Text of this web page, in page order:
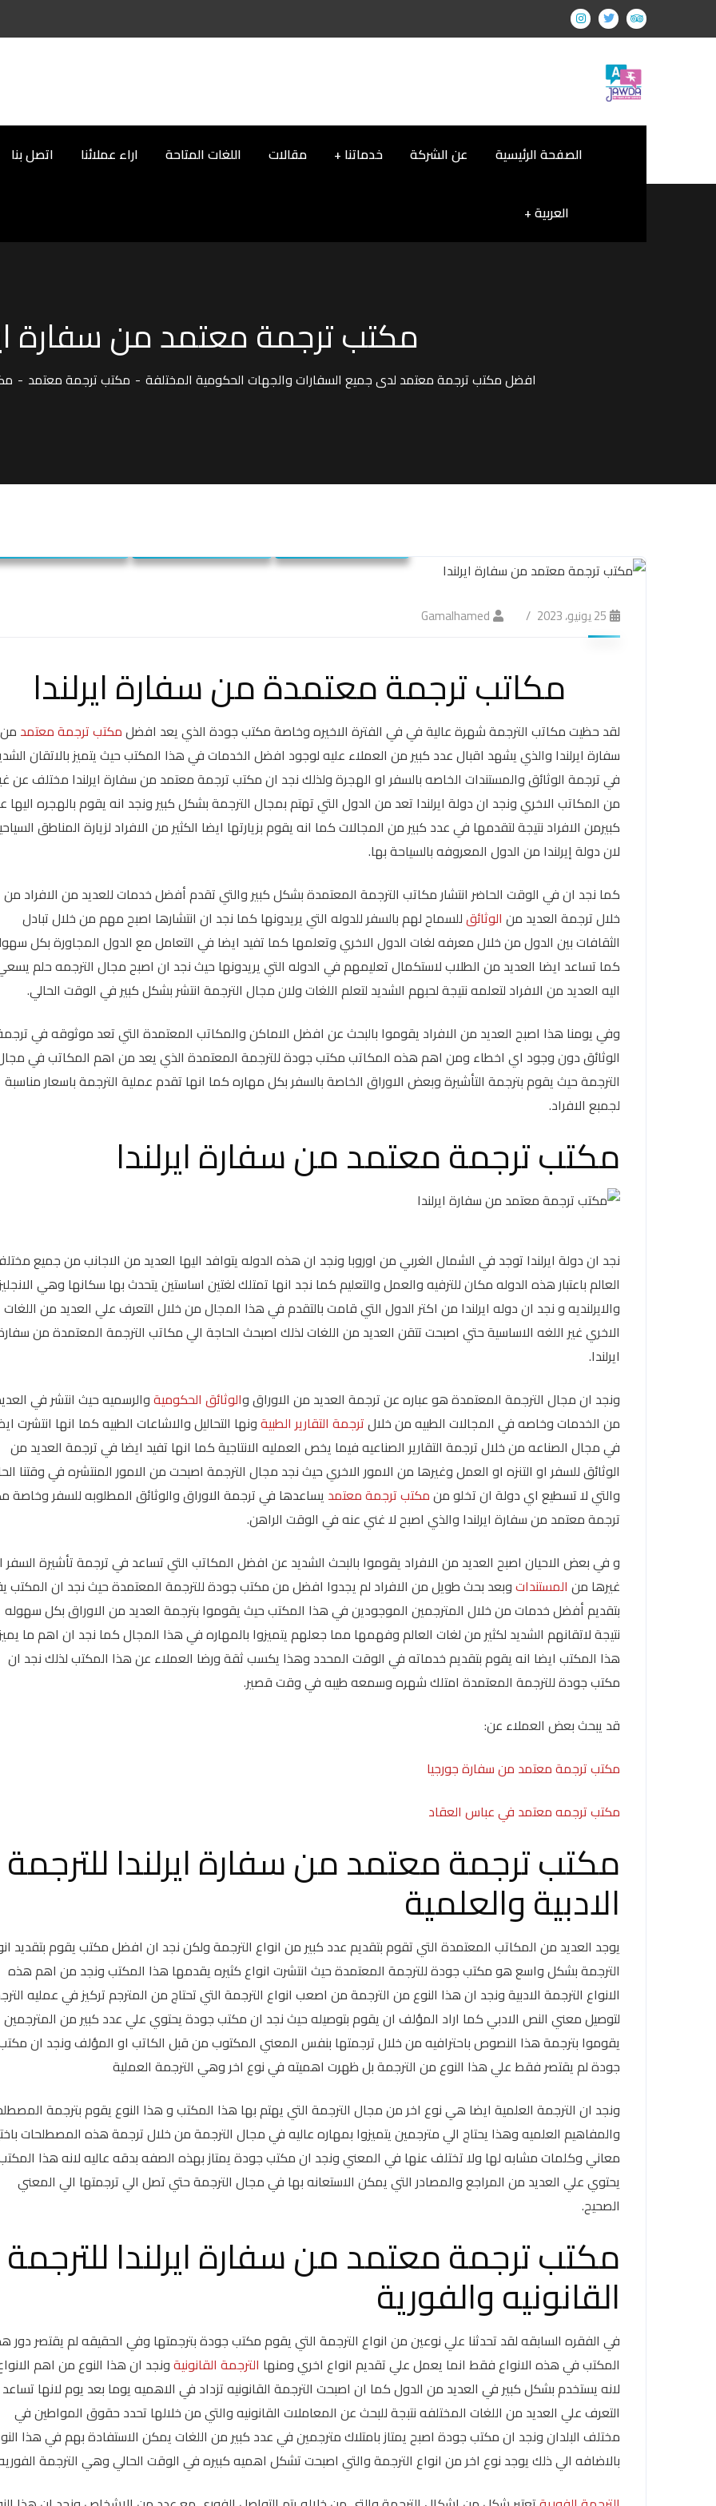
الصفحة الرئيسية عن الشركة خدماتنا مقالات اللغات المتاحة اراء عملائنا اتصل بنا
العربية
مكتب ترجمة معتمد من سفارة
افضل مكتب ترجمة معتمد لدى جميع السفارات والجهات الحكومية المختلفة مكتب ترجمة معتمد
25 يونيو، 2023 Gamalhamed
مكاتب ترجمة معتمدة من سفارة ايرلندا
لقد حظيت مكاتب الترجمة شهرة عالية في في الفترة الاخيره وخاصة مكتب جودة الذي يعد افضلمكتب ترجمة معتمد من
سفارة ايرلندا والذي يشهد اقبال عدد كبير من العملاء عليه لوجود افضل الخدمات في هذا المكتب حيث يتميز بالاتقان
في ترجمة الوثائق والمستندات الخاصه بالسفر او الهجرة ولذلك نجد ان مكتب ترجمة معتمد من سفارة ايرلندا مختلف عن
من المكاتب الاخري ونجد ان دولة ايرلندا تعد من الدول التي تهتم بمجال الترجمة بشكل كبير ونجد انه يقوم بالهجره اليها
كبيرمن الافراد نتيجة لتقدمها في عدد كبير من المجالات كما انه يقوم بزيارتها ايضا الكثير من الافراد لزيارة المناطق
لان دولة إيرلندا من الدول المعروفه بالسياحة بها.
كما نجد ان في الوقت الحاضر انتشار مكاتب الترجمة المعتمدة بشكل كبير والتي تقدم أفضل خدمات للعديد من الافراد من
خلال ترجمة العديد من الوثائقللسماح لهم بالسفر للدوله التي يريدونها كما نجد ان انتشارها اصبح مهم من خلال تبادل
الثقافات بين الدول من خلال معرفه لغات الدول الاخري وتعلمها كما تفيد ايضا في التعامل مع الدول المجاورة بكل
كما تساعد ايضا العديد من الطلاب لاستكمال تعليمهم في الدوله التي يريدونها حيث نجد ان اصبح مجال الترجمه حلم
اليه العديد من الافراد لتعلمه نتيجة لحبهم الشديد لتعلم اللغات ولان مجال الترجمة انتشر بشكل كبير في الوقت الحالي.
وفي يومنا هذا اصبح العديد من الافراد يقوموا بالبحث عن افضل الاماكن والمكاتب المعتمدة التي تعد موثوقه في
الوثائق دون وجود اي اخطاء ومن اهم هذه المكاتب مكتب جودة للترجمة المعتمدة الذي يعد من اهم المكاتب في
الترجمة حيث يقوم بترجمة التأشيرة وبعض الاوراق الخاصة بالسفر بكل مهاره كما انها تقدم عملية الترجمة باسعار مناسبة
لجمبع الافراد.
مكتب ترجمة معتمد من سفارة ايرلندا
نجد ان دولة ايرلندا توجد في الشمال الغربي من اوروبا ونجد ان هذه الدوله يتوافد اليها العديد من الاجانب من جميع
العالم باعتبار هذه الدوله مكان للترفيه والعمل والتعليم كما نجد انها تمتلك لغتين اساستين يتحدث بها سكانها وهي
والايرلنديه و نجد ان دوله ايرلندا من اكتر الدول التي قامت بالتقدم في هذا المجال من خلال التعرف علي العديد من اللغات
الاخري غير اللغه الاساسية حتي اصبحت تتقن العديد من اللغات لذلك اصبحث الحاجة الي مكاتب الترجمة المعتمدة من
ايرلندا.
ونجد ان مجال الترجمة المعتمدة هو عباره عن ترجمة العديد من الاوراق والوثائق الحكوميةوالرسميه حيث انتشر في
من الخدمات وخاصه في المجالات الطبيه من خلالترجمة التقارير الطبيةونها التحاليل والاشاعات الطبيه كما انها انتشرت
في مجال الصناعه من خلال ترجمة التقارير الصناعيه فيما يخص العمليه الانتاجية كما انها تفيد ايضا في ترجمة العديد من
الوثائق للسفر او التنزه او العمل وغيرها من الامور الاخري حيث نجد مجال الترجمة اصبحت من الامور المنتشره في وقتنا
والتي لا تسطيع اي دولة ان تخلو منمكتب ترجمة معتمد يساعدها في ترجمة الاوراق والوثائق المطلوبه للسفر وخاصة
ترجمة معتمد من سفارة ايرلندا والذي اصبح لا غني عنه في الوقت الراهن.
و في بعض الاحيان اصبح العديد من الافراد يقوموا بالبحث الشديد عن افضل المكاتب التي تساعد في ترجمة تأشيرة السفر
غيرها من المستنداتوبعد بحث طويل من الافراد لم يجدوا افضل من مكتب جودة للترجمة المعتمدة حيث نجد ان المكتب
بتقديم أفضل خدمات من خلال المترجمين الموجودين في هذا المكتب حيث يقوموا بترجمة العديد من الاوراق بكل سهوله
نتيجة لاتقانهم الشديد لكثير من لغات العالم وفهمها مما جعلهم يتميزوا بالمهاره في هذا المجال كما نجد ان اهم ما
هذا المكتب ايضا انه يقوم بتقديم خدماته في الوقت المحدد وهذا يكسب ثقة ورضا العملاء عن هذا المكتب لذلك نجد ان
مكتب جودة للترجمة المعتمدة امتلك شهره وسمعه طيبه في وقت قصير.
قد يبحث بعض العملاء عن:
مكتب ترجمة معتمد من سفارة جورجيا
مكتب ترجمه معتمد في عباس العقاد
مكتب ترجمة معتمد من سفارة ايرلندا للترجمة
الادبية والعلمية
يوجد العديد من المكاتب المعتمدة التي تقوم بتقديم عدد كبير من انواع الترجمة ولكن نجد ان افضل مكتب يقوم بتقديد
الترجمة بشكل واسع هو مكتب جودة للترجمة المعتمدة حيث انتشرت انواع كثيره يقدمها هذا المكتب ونجد من اهم هذه
الانواع الترجمة الادبية ونجد ان هذا النوع من الترجمة من اصعب انواع الترجمة التي تحتاج من المترجم تركيز في عمليه
لتوصيل معني النص الادبي كما اراد المؤلف ان يقوم بتوصيله حيث نجد ان مكتب جودة يحتوي علي عدد كبير من المترجمين
يقوموا بترجمة هذا النصوص باحترافيه من خلال ترجمتها بنفس المعني المكتوب من قبل الكاتب او المؤلف ونجد ان
جودة لم يقتصر فقط علي هذا النوع من الترجمة بل ظهرت اهميته في نوع اخر وهي الترجمة العملية
ونجد ان الترجمة العلمية ايضا هي نوع اخر من مجال الترجمة التي يهتم بها هذا المكتب و هذا النوع يقوم بترجمة
والمفاهيم العلميه وهذا يحتاج الي مترجمين يتميزوا بمهاره عاليه في مجال الترجمة من خلال ترجمة هذه المصطلحات
معاني وكلمات مشابه لها ولا تختلف عنها في المعني ونجد ان مكتب جودة يمتاز بهذه الصفه بدقه عاليه لانه هذا
يحتوي علي العديد من المراجع والمصادر التي يمكن الاستعانه بها في مجال الترجمة حتي تصل الي ترجمتها الي المعني
الصحيح.
مكتب ترجمة معتمد من سفارة ايرلندا للترجمة
القانونيه والفورية
في الفقره السابقه لقد تحدثنا علي نوعين من انواع الترجمة التي يقوم مكتب جودة بترجمتها وفي الحقيقه لم يقتصر دور
المكتب في هذه الانواع فقط انما يعمل علي تقديم انواع اخري ومنها الترجمة القانونيةونجد ان هذا النوع من اهم
لانه يستخدم بشكل كبير في العديد من الدول كما ان اصبحت الترجمة القانونيه تزداد في الاهميه يوما بعد يوم لانها
التعرف علي العديد من اللغات المختلفه نتبجة للبحث عن المعاملات القانونيه والتي من خلالها تحدد حقوق المواطين في
مختلف البلدان ونجد ان مكتب جودة اصبح يمتاز بامتلاك مترجمين في عدد كبير من اللغات يمكن الاستفادة بهم في هذا
بالاضافه الي ذلك يوجد نوع اخر من انواع الترجمة والتي اصبحت تشكل اهميه كبيره في الوقت الحالي وهي الترجمة